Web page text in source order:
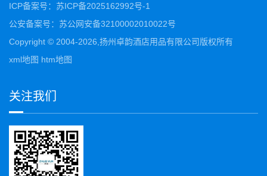
ICP备案号： 苏ICP备2025162992号-1
公安备案号： 苏公网安备32100002010022号
Copyright © 2004-2026,扬州卓韵酒店用品有限公司版权所有
xml地图 htm地图
关注我们